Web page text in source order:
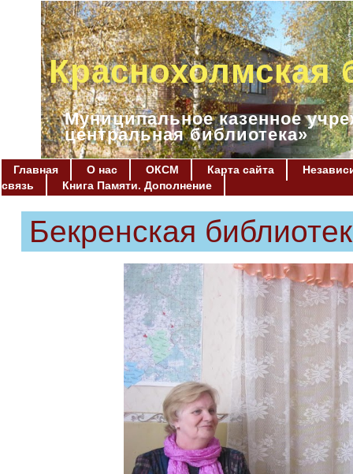
Краснохолмская
Муниципальное казенное
центральная библиотека»
Главная О нас ОКСМ Карта сайта
связь
Книга Памяти. Дополнение
Бекренская